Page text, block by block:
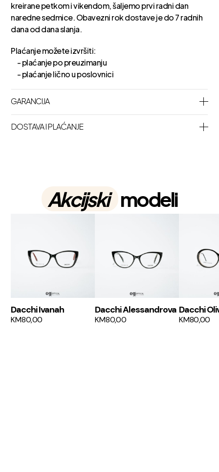
kreirane petkom i vikendom, šaljemo prvi radni dan
naredne sedmice. Obavezni rok dostave je do 7 radnih
dana od dana slanja.
Plaćanje možete izvršiti:
- plaćanje po preuzimanju
- plaćanje lično u poslovnici
GARANCIJA
DOSTAVA I PLAĆANJE
Akcijski modeli
Dacchi Ivanah
KM80,00
Dacchi Alessandrova
KM80,00
Dacchi
KM80,00